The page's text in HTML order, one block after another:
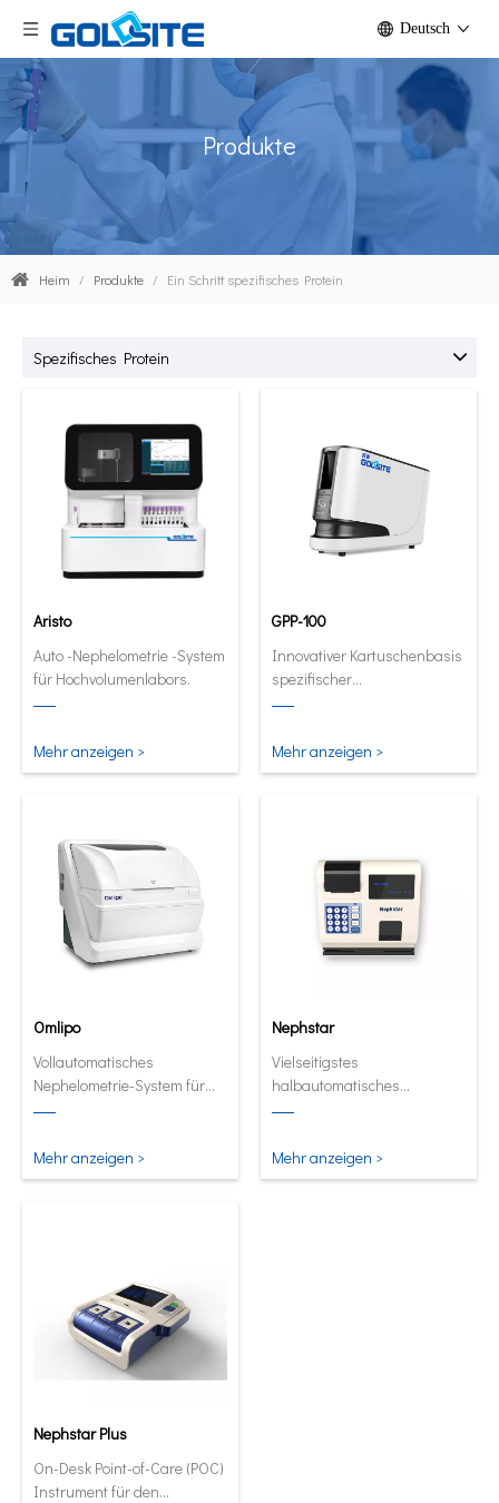
Deutsch
Produkte
Heim / Produkte / Ein Schritt spezifisches Protein
Spezifisches Protein
Aristo
Auto -Nephelometrie -System
für Hochvolumenlabors.
Mehr anzeigen >
GPP-100
Innovativer Kartuschenbasis
spezifischer
Proteinanalysator. Full
quantitative Analysator in
seiner kleinsten und
Mehr anzeigen >
Omlipo
Vollautomatisches
Nephelometrie-System für
Labors mit mittlerer bis hoher
Mehr anzeigen >
Nephstar
Vielseitigstes
halbautomatisches
Analysegerät für spezifische
Mehr anzeigen >
Nephstar Plus
On-Desk Point-of-Care (POC)
Instrument für den